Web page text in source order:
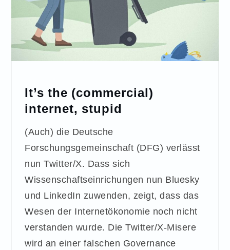
It’s the (commercial)
internet, stupid
(Auch) die Deutsche
Forschungsgemeinschaft (DFG) verlässt
nun Twitter/X. Dass sich
Wissenschaftseinrichungen nun Bluesky
und LinkedIn zuwenden, zeigt, dass das
Wesen der Internetökonomie noch nicht
verstanden wurde. Die Twitter/X-Misere
wird an einer falschen Governance